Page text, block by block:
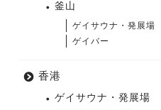
釜山
ゲイサウナ・発展場
ゲイバー
香港
ゲイサウナ・発展場